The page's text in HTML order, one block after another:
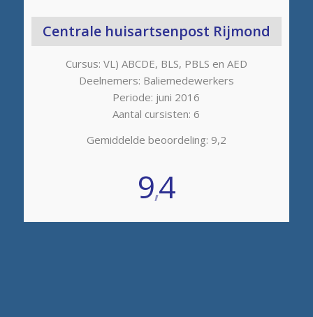
Centrale huisartsenpost Rijmond
Cursus: VL) ABCDE, BLS, PBLS en AED
Deelnemers: Baliemedewerkers
Periode: juni 2016
Aantal cursisten: 6
Gemiddelde beoordeling: 9,2
9,4